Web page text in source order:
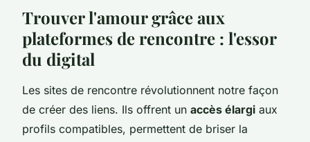
Trouver l'amour grâce aux
plateformes de rencontre : l'essor
du digital
Les sites de rencontre révolutionnent notre façon
de créer des liens. Ils offrent un accès élargi aux
profils compatibles, permettent de briser la